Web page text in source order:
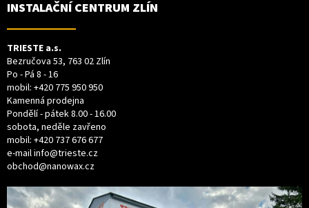
INSTALAČNÍ CENTRUM ZLÍN
TRIESTE a.s.
Bezručova 53, 763 02 Zlín
Po - Pá 8 - 16
mobil: +420 775 950 950
Kamenná prodejna
Pondělí - pátek 8.00 - 16.00
sobota, neděle zavřeno
mobil: +420 737 676 677
e-mailinfo@trieste.cz
obchod@nanowax.cz